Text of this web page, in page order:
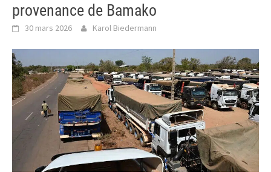
provenance de Bamako
30 mars 2026 Karol Biedermann